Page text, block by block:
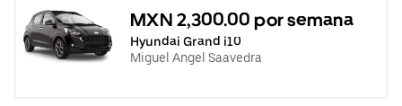
MXN 2,300.00 por semana
Hyundai Grand i10
Miguel Angel Saavedra